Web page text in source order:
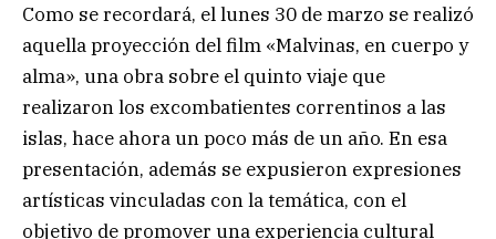
Como se recordará, el lunes 30 de marzo se realizó
aquella proyección del film «Malvinas, en cuerpo y
alma», una obra sobre el quinto viaje que
realizaron los excombatientes correntinos a las
islas, hace ahora un poco más de un año. En esa
presentación, además se expusieron expresiones
artísticas vinculadas con la temática, con el
objetivo de promover una experiencia cultural